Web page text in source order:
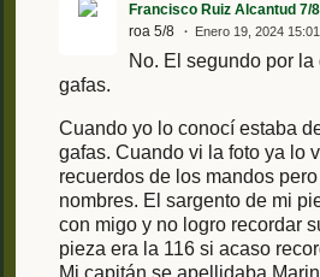
Francisco Ruiz Alcantud 7/
roa 5/8
Enero 19, 2024 15:01
No. El segundo por
gafas.
Cuando yo lo conocí estaba
gafas. Cuando vi la foto ya lo
recuerdos de los mandos
nombres. El sargento de mi
con migo y no logro recordar
pieza era la 116 si acaso